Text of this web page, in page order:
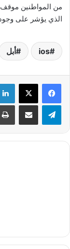
من المواطنين موقف
الذي يؤشر على
ios أبل